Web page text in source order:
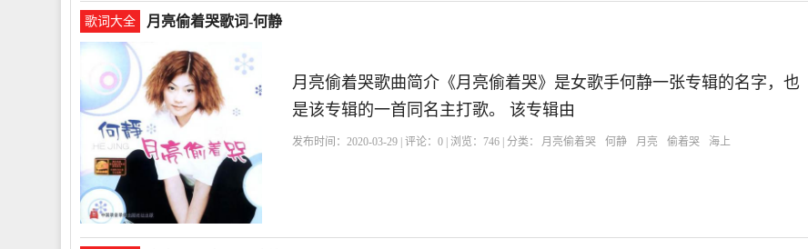
歌词大全 月亮偷着哭歌词-何静
月亮偷着哭歌曲简介《月亮偷着哭》是女歌手何静一张专辑的名字，也
是该专辑的一首同名主打歌。 该专辑由
发布时间：2020-03-29 | 评论：0 | 浏览： 746 | 分类： 月亮偷着哭 何静 月亮 偷着哭 海上